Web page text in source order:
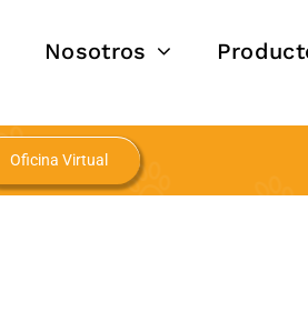
Nosotros
Oficina Virtual